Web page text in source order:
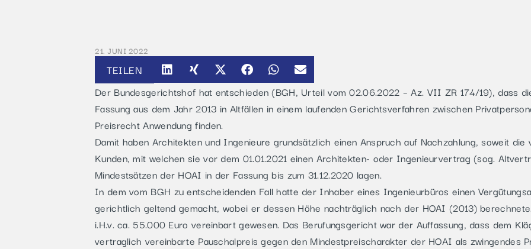
21. JUNI 2022
TEILEN
Der Bundesgerichtshof hat entschieden (BGH, Urteil vom 02.06.2022 – Az. VII ZR 174/19), dass
Fassung aus dem Jahr 2013 in Altfällen in einem laufenden Gerichtsverfahren zwischen
Preisrecht Anwendung finden.
Damit haben Architekten und Ingenieure grundsätzlich einen Anspruch auf Nachzahlung, soweit
Kunden, mit welchen sie vor dem 01.01.2021 einen Architekten- oder Ingenieurvertrag (sog.
Mindestsätzen der HOAI in der Fassung bis zum 31.12.2020 lagen.
In dem vom BGH zu entscheidenden Fall hatte der Inhaber eines Ingenieurbüros einen
gerichtlich geltend gemacht, wobei er dessen Höhe nachträglich nach der HOAI (2013)
i.H.v. ca. 55.000 Euro vereinbart gewesen. Das Berufungsgericht war der Auffassung, dass dem
vertraglich vereinbarte Pauschalpreis gegen den Mindestpreischarakter der HOAI als zwingendes